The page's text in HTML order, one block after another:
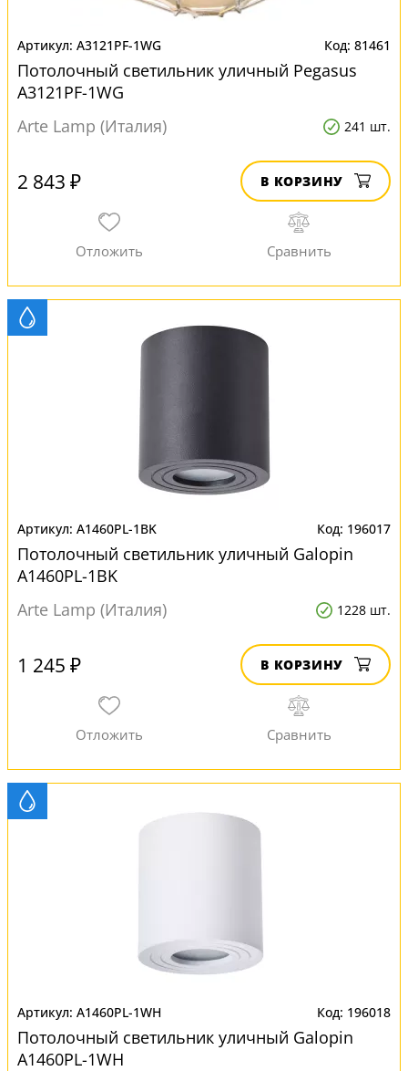
A3121PF-1WG 81461
Потолочный светильник уличный Pegasus
A3121PF-1WG
Arte Lamp (Италия)
241 шт.
2 843 ₽ В КОРЗИНУ
A1460PL-1BK 196017
Потолочный светильник уличный Galopin
A1460PL-1BK
Arte Lamp (Италия)
1228 шт.
1 245 ₽ В КОРЗИНУ
A1460PL-1WH 196018
Потолочный светильник уличный Galopin
A1460PL-1WH